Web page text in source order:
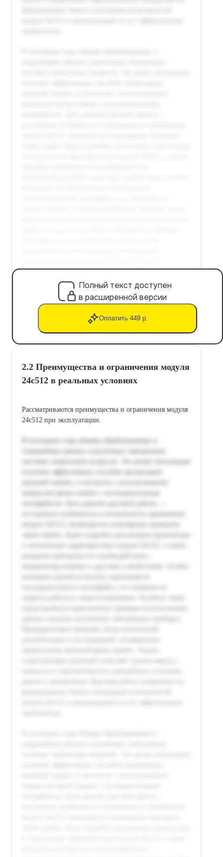
Полный текст доступен
в расширенной версии
Оплатить 449 р.
2.2 Преимущества и ограничения модуля
24c512 в реальных условиях
Рассматриваются преимущества и ограничения модуля
24c512 при эксплуатации.